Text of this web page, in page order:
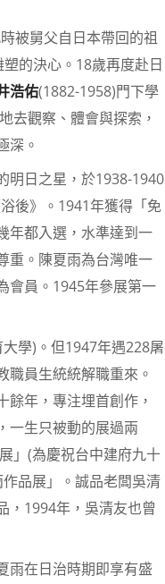
被舅父自日本帶回的祖
的決心。18歲再度赴日
浩佑(1882-1958)門下學
去觀察、體會與探索，
深。
明日之星，於1938-1940
後》。1941年獲得「免
年都入選，水準達到一
重。陳夏雨為台灣唯一
會員。1945年參展第一
學)。但1947年遇228屠
員生統統解職重來。
年，專注埋首創作，
一生只被動的展過兩
」(為慶祝台中建府九十
品展」。誠品老闆吳清
，1994年，吳清友也曾
雨在日治時期即享有盛